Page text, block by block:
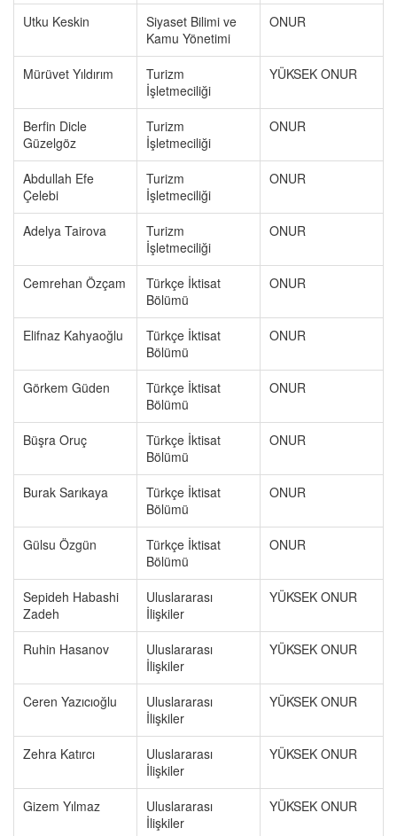
Utku Keskin
Siyaset Bilimi ve
Kamu Yönetimi
ONUR
Mürüvet Yıldırım
Turizm
İşletmeciliği
YÜKSEK ONUR
Berfin Dicle
Güzelgöz
Turizm
İşletmeciliği
ONUR
Abdullah Efe
Çelebi
Turizm
İşletmeciliği
ONUR
Adelya Tairova
Turizm
İşletmeciliği
ONUR
Cemrehan Özçam
Türkçe İktisat
Bölümü
ONUR
Elifnaz Kahyaoğlu
Türkçe İktisat
Bölümü
ONUR
Görkem Güden
Türkçe İktisat
Bölümü
ONUR
Büşra Oruç
Türkçe İktisat
Bölümü
ONUR
Burak Sarıkaya
Türkçe İktisat
Bölümü
ONUR
Gülsu Özgün
Türkçe İktisat
Bölümü
ONUR
Sepideh Habashi
Zadeh
Uluslararası
İlişkiler
YÜKSEK ONUR
Ruhin Hasanov
Uluslararası
İlişkiler
YÜKSEK ONUR
Ceren Yazıcıoğlu
Uluslararası
İlişkiler
YÜKSEK ONUR
Zehra Katırcı
Uluslararası
İlişkiler
YÜKSEK ONUR
Gizem Yılmaz
Uluslararası
İlişkiler
YÜKSEK ONUR